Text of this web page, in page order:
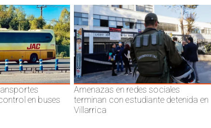
en buses
Amenazas en redes sociales
terminan con estudiante detenida en
Villarrica